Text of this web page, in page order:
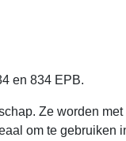
en 834 EPB.
Ze worden met
om te gebruiken